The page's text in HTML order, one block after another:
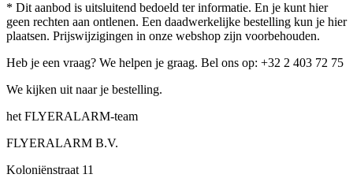
* Dit aanbod is uitsluitend bedoeld ter informatie. En je kunt hier
geen rechten aan ontlenen. Een daadwerkelijke bestelling kun je hier
plaatsen. Prijswijzigingen in onze webshop zijn voorbehouden.
Heb je een vraag? We helpen je graag. Bel ons op: +32 2 403 72 75
We kijken uit naar je bestelling.
het FLYERALARM-team
FLYERALARM B.V.
Koloniënstraat 11